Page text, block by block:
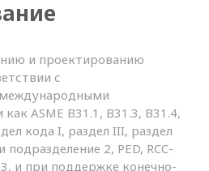
и проектированию
с
ASME B31.1, B31.3, B31.4,
кода I, раздел III, раздел
2, PED, RCC-
и при поддержке конечно-